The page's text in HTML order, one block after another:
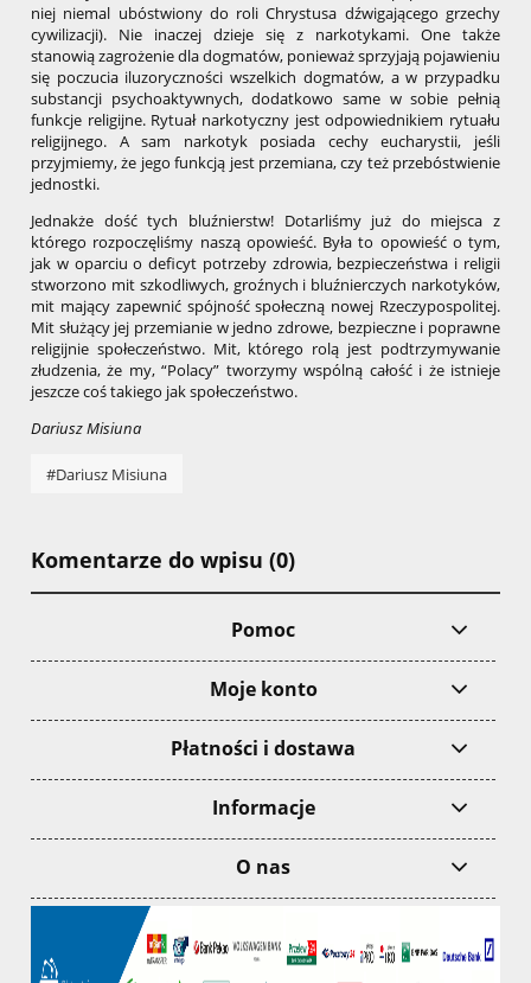
niej niemal ubóstwiony do roli Chrystusa dźwigającego grzechy
cywilizacji). Nie inaczej dzieje się z narkotykami. One także
stanowią zagrożenie dla dogmatów, ponieważ sprzyjają pojawieniu
się poczucia iluzoryczności wszelkich dogmatów, a w przypadku
substancji psychoaktywnych, dodatkowo same w sobie pełnią
funkcje religijne. Rytuał narkotyczny jest odpowiednikiem rytuału
religijnego. A sam narkotyk posiada cechy eucharystii, jeśli
przyjmiemy, że jego funkcją jest przemiana, czy też przebóstwienie
jednostki.
Jednakże dość tych bluźnierstw! Dotarliśmy już do miejsca z
którego rozpoczęliśmy naszą opowieść. Była to opowieść o tym,
jak w oparciu o deficyt potrzeby zdrowia, bezpieczeństwa i religii
stworzono mit szkodliwych, groźnych i bluźnierczych narkotyków,
mit mający zapewnić spójność społeczną nowej Rzeczypospolitej.
Mit służący jej przemianie w jedno zdrowe, bezpieczne i poprawne
religijnie społeczeństwo. Mit, którego rolą jest podtrzymywanie
złudzenia, że my, “Polacy” tworzymy wspólną całość i że istnieje
jeszcze coś takiego jak społeczeństwo.
Dariusz Misiuna
#Dariusz Misiuna
Komentarze do wpisu (0)
Pomoc
Moje konto
Płatności i dostawa
Informacje
O nas